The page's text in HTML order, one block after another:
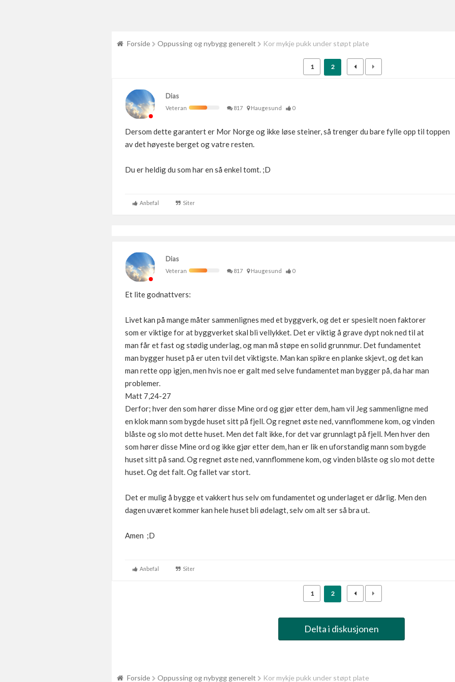
Forside Oppussing og nybygg generelt Kor mykje pukk under støpt plate
1 2
Dias
Veteran
817 Haugesund 0
Dersom dette garantert er Mor Norge og ikke løse steiner, så trenger du bare fylle opp til toppen
av det høyeste berget og vatre resten.
Du er heldig du som har en så enkel tomt. ;D
Anbefal Siter
Dias
Veteran
817 Haugesund 0
Et lite godnattvers:
Livet kan på mange måter sammenlignes med et byggverk, og det er spesielt noen faktorer
som er viktige for at byggverket skal bli vellykket. Det er viktig å grave dypt nok ned til at
man får et fast og stødig underlag, og man må støpe en solid grunnmur. Det fundamentet
man bygger huset på er uten tvil det viktigste. Man kan spikre en planke skjevt, og det kan
man rette opp igjen, men hvis noe er galt med selve fundamentet man bygger på, da har man
problemer.
Matt 7,24-27
Derfor; hver den som hører disse Mine ord og gjør etter dem, ham vil Jeg sammenligne med
en klok mann som bygde huset sitt på fjell. Og regnet øste ned, vannflommene kom, og vinden
blåste og slo mot dette huset. Men det falt ikke, for det var grunnlagt på fjell. Men hver den
som hører disse Mine ord og ikke gjør etter dem, han er lik en uforstandig mann som bygde
huset sitt på sand. Og regnet øste ned, vannflommene kom, og vinden blåste og slo mot dette
huset. Og det falt. Og fallet var stort.
Det er mulig å bygge et vakkert hus selv om fundamentet og underlaget er dårlig. Men den
dagen uværet kommer kan hele huset bli ødelagt, selv om alt ser så bra ut.
Amen ;D
Anbefal Siter
1 2
Delta i diskusjonen
Forside Oppussing og nybygg generelt Kor mykje pukk under støpt plate